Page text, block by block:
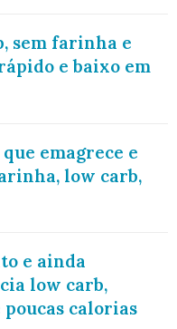
sem farinha e
e baixo em
emagrece e
low carb,
e ainda
low carb,
calorias